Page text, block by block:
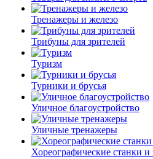
Тренажеры и железо
Трибуны для зрителей
Туризм
Турники и брусья
Уличное благоустройство
Уличные тренажеры
Хореографические станки и